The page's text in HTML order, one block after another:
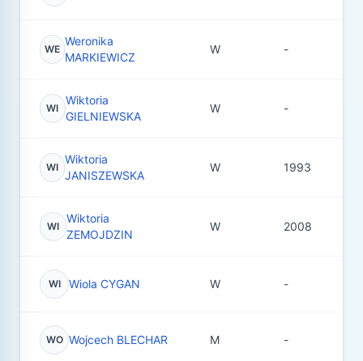
WE
Weronika
MARKIEWICZ
W -
WI
Wiktoria
GIELNIEWSKA
W -
WI
Wiktoria
JANISZEWSKA
W 1993
WI
Wiktoria
ZEMOJDZIN
W 2008
WI Wiola CYGAN W -
WO Wojcech BLECHAR M -